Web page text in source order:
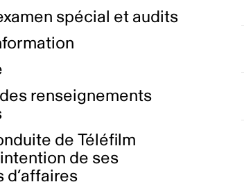
spécial et audits
renseignements
de Téléfilm
de ses
d’affaires